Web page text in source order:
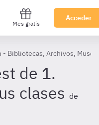
Mes gratis
Acceder
Bibliotecas, Archivos,
de 1.
clases de